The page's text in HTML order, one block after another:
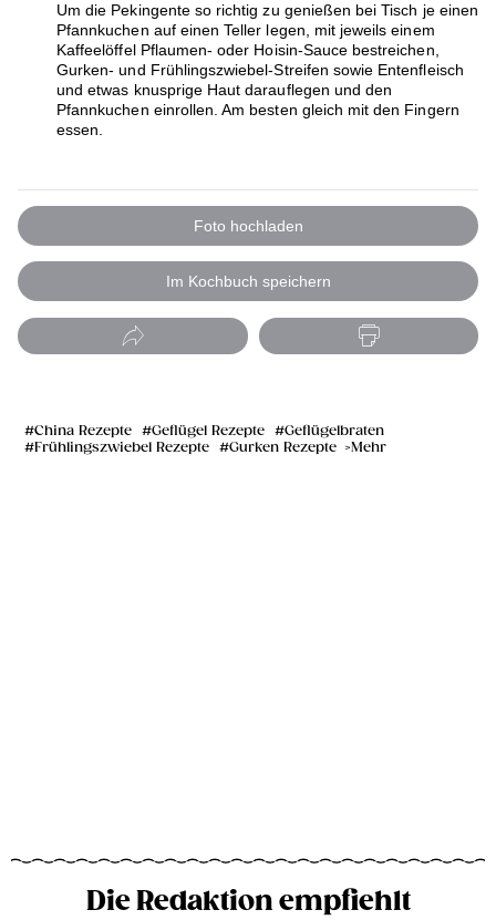
Um die Pekingente so richtig zu genießen bei Tisch je einen
Pfannkuchen auf einen Teller legen, mit jeweils einem
Kaffeelöffel Pflaumen- oder Hoisin-Sauce bestreichen,
Gurken- und Frühlingszwiebel-Streifen sowie Entenfleisch
und etwas knusprige Haut darauflegen und den
Pfannkuchen einrollen. Am besten gleich mit den Fingern
essen.
Foto hochladen
Im Kochbuch speichern
China Rezepte Geflügel Rezepte
Geflügelbraten
Frühlingszwiebel Rezepte
Gurken Rezepte Mehr
Die Redaktion empfiehlt